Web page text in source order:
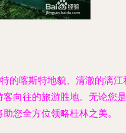
的喀斯特地貌、清澈的漓江
向往的旅游胜地。无论您是
您全方位领略桂林之美。